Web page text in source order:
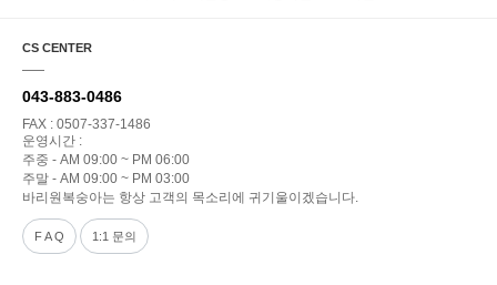
CS CENTER
043-883-0486
FAX : 0507-337-1486
운영시간 :
주중 - AM 09:00 ~ PM 06:00
주말 - AM 09:00 ~ PM 03:00
바리원복숭아는 항상 고객의 목소리에 귀기울이겠습니다.
F A Q 1:1 문의